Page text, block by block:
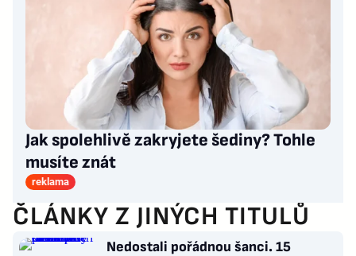
Jak spolehlivě zakryjete šediny? Tohle
musíte znát
reklama
ČLÁNKY Z JINÝCH TITULŮ
Nedostali pořádnou šanci. 15